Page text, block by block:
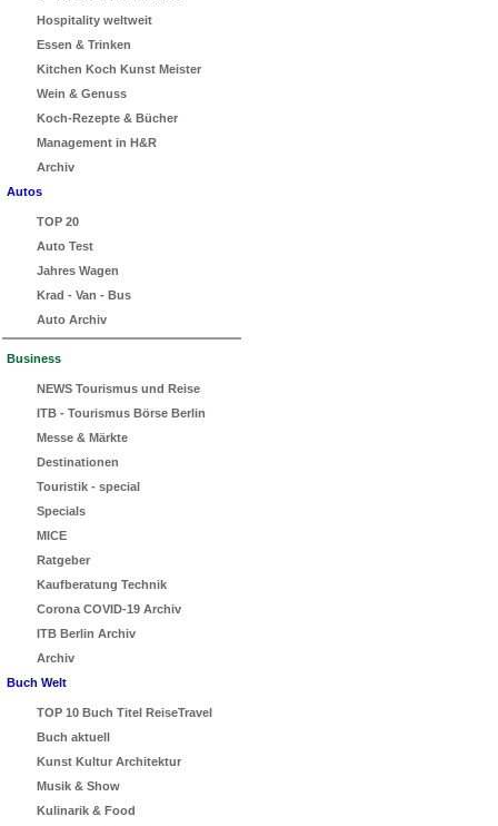
Hospitality weltweit
Essen & Trinken
Kitchen Koch Kunst Meister
Wein & Genuss
Koch-Rezepte & Bücher
Management in H&R
Archiv
Autos
TOP 20
Auto Test
Jahres Wagen
Krad - Van - Bus
Auto Archiv
Business
NEWS Tourismus und Reise
ITB - Tourismus Börse Berlin
Messe & Märkte
Destinationen
Touristik - special
Specials
MICE
Ratgeber
Kaufberatung Technik
Corona COVID-19 Archiv
ITB Berlin Archiv
Archiv
Buch Welt
TOP 10 Buch Titel ReiseTravel
Buch aktuell
Kunst Kultur Architektur
Musik & Show
Kulinarik & Food